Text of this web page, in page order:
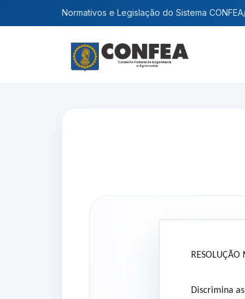
Normativos e Legislação do Sistema
Discrimina